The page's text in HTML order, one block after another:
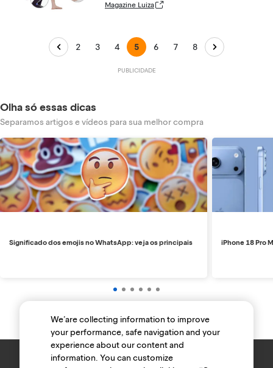
Magazine Luiza
2 3 4 5 6 7 8
Olha só essas dicas
Separamos artigos e vídeos para sua melhor compra
Significado dos emojis no WhatsApp: veja os principais iPhone 18 Pro
We’are collecting information to improve
your performance, safe navigation and your
experience about our content and
information. You can customize